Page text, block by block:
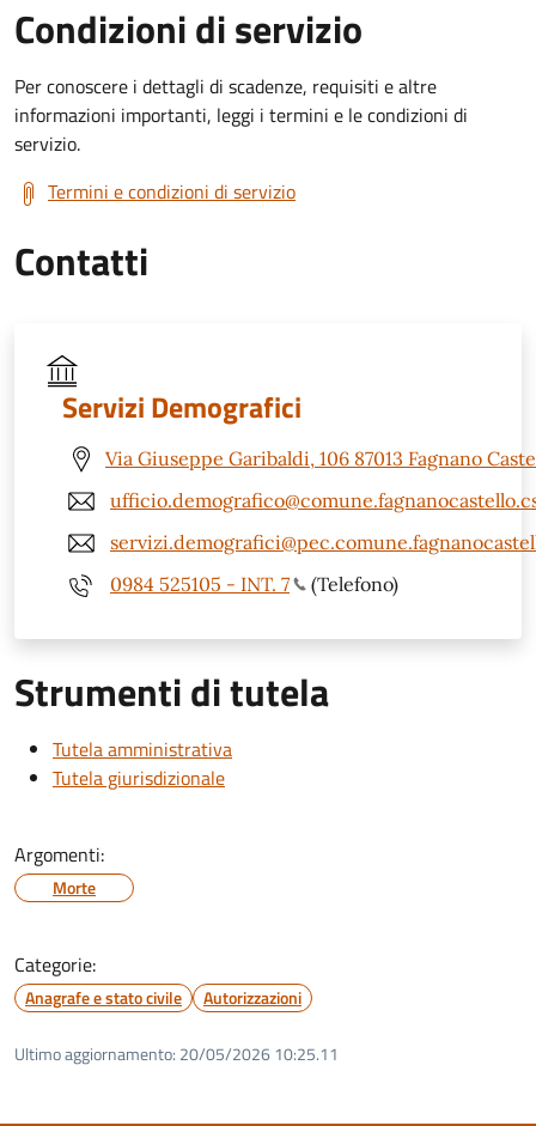
Condizioni di servizio
Per conoscere i dettagli di scadenze, requisiti e altre
informazioni importanti, leggi i termini e le condizioni di
servizio.
Termini e condizioni di servizio
Contatti
Servizi Demografici
Via Giuseppe Garibaldi, 106 87013 Fagnano
0984 525105 - INT. 7
(Telefono)
Strumenti di tutela
Tutela amministrativa
Tutela giurisdizionale
Argomenti:
Morte
Categorie:
Anagrafe e stato civile Autorizzazioni
Ultimo aggiornamento: 20/05/2026 10:25.11